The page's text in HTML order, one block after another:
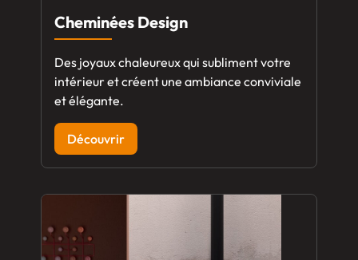
Cheminées Design
Des joyaux chaleureux qui subliment votre
intérieur et créent une ambiance conviviale
et élégante.
Découvrir